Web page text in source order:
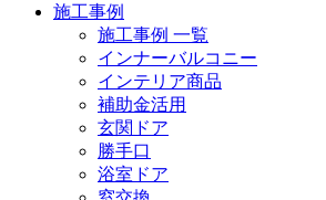
施工事例
施工事例 一覧
インナーバルコニー
インテリア商品
補助金活用
玄関ドア
勝手口
浴室ドア